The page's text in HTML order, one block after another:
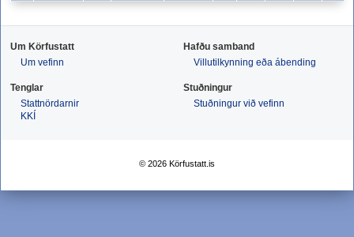
Um Körfustatt
Um vefinn
Hafðu samband
Villutilkynning eða ábending
Tenglar
Stattnördarnir
KKÍ
Stuðningur
Stuðningur við vefinn
© 2026 Körfustatt.is